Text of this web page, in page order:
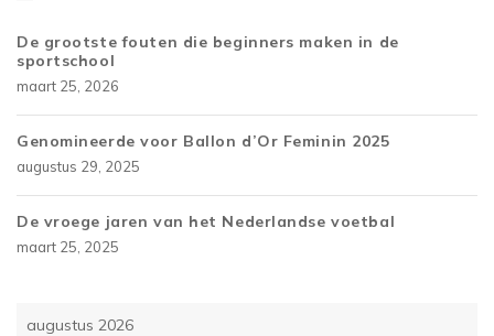
De grootste fouten die beginners maken in de
sportschool
maart 25, 2026
Genomineerde voor Ballon d’Or Feminin 2025
augustus 29, 2025
De vroege jaren van het Nederlandse voetbal
maart 25, 2025
augustus 2026